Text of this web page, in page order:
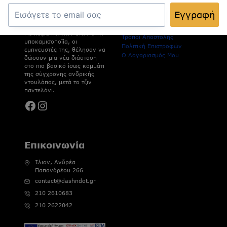
για να καλύψει τις
στιλιστικές ανάγκες του
σύγχρονου άνδρα_.
υποκαμισοποϊία, οι
εμπνευστές της, θέλησαν να
δώσουν μία νέα διάσταση
στο πιο βασικό ίσως κομμάτι
της σύγχρονης ανδρικής
ντουλάπας, μετά το τζιν
παντελόνι.
Facebook
Instagram
Πολιτική Απορρήτου
Τρόποι Πληρωμής
Τρόποι Αποστολής
Πολιτική Επιστροφών
Ο Λογαριασμός Μου
Επικοινωνία
Ίλιον, Ανδρέα
Παπανδρέου 266
contact@dashndot.gr
210 2610683
210 2622042
Εγγραφή